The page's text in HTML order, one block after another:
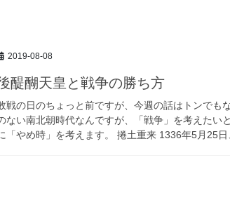
2019-08-08
醍醐天皇と戦争の勝ち方
戦の日のちょっと前ですが、今週の話はトンでも
ない南北朝時代なんですが、「戦争」を考えたい
「やめ時」を考えます。 捲土重来 1336年5月25